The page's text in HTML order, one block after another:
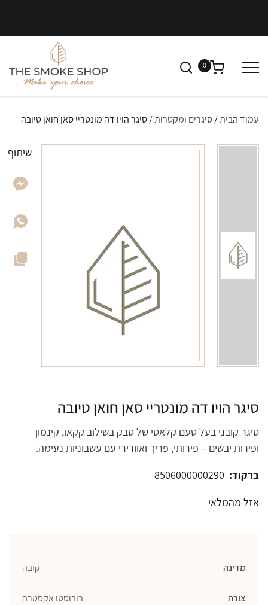
0
עמוד הבית/סיגרים ומקטרות/ סיגר הויו דה מונטריי סאן חואן טיובה
סיגר הויו דה מונטריי סאן חואן טיובה
סיגר קובני בעל טעם קלאסי של טבק בשילוב קקאו, קינמון
ופירות יבשים – פירותי, פריך ואוורירי עם עשבוניות נעימה.
ברקוד:
אזל מהמלאי
מדינה קובה
צורה רובוסטו אקסטרה
שיתוף